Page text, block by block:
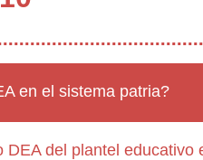
en el sistema patria?
del plantel educativo